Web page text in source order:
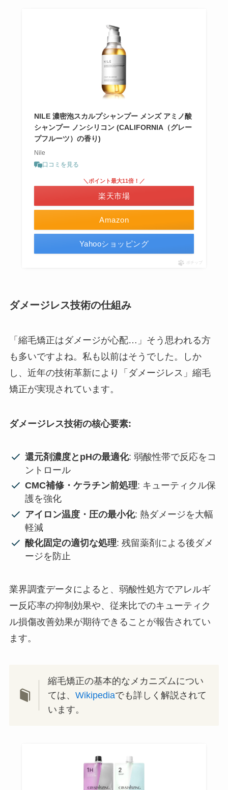
NILE 濃密泡スカルプシャンプー メンズ アミノ酸
シャンプー ノンシリコン (CALIFORNIA（グレー
プフルーツ）の香り)
Nile
口コミを見る
Amazon
＼ポイント最大11倍！／
楽天市場
Yahooショッピング
ポチップ
ダメージレス技術の仕組み
「縮毛矯正はダメージが心配…」そう思われる方
も多いですよね。私も以前はそうでした。しか
し、近年の技術革新により「ダメージレス」縮毛
矯正が実現されています。
ダメージレス技術の核心要素:
還元剤濃度とpHの最適化: 弱酸性帯で反応をコ
ントロール
CMC補修・ケラチン前処理: キューティクル保
護を強化
アイロン温度・圧の最小化: 熱ダメージを大幅
軽減
酸化固定の適切な処理: 残留薬剤による後ダメ
ージを防止
業界調査データによると、弱酸性処方でアレルギ
ー反応率の抑制効果や、従来比でのキューティク
ル損傷改善効果が期待できることが報告されてい
ます。
縮毛矯正の基本的なメカニズムについ
ては、Wikipediaでも詳しく解説されて
います。